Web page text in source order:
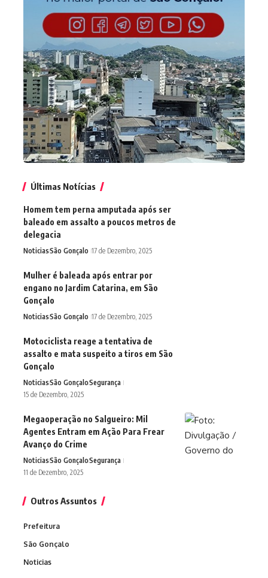
Últimas Notícias
Homem tem perna amputada após ser
baleado em assalto a poucos metros de
delegacia
NoticiasSão Gonçalo 17 de Dezembro, 2025
Mulher é baleada após entrar por
engano no Jardim Catarina, em São
Gonçalo
NoticiasSão Gonçalo 17 de Dezembro, 2025
Motociclista reage a tentativa de
assalto e mata suspeito a tiros em São
Gonçalo
NoticiasSão GonçaloSegurança
15 de Dezembro, 2025
Megaoperação no Salgueiro: Mil
Agentes Entram em Ação Para Frear
Avanço do Crime
NoticiasSão GonçaloSegurança
11 de Dezembro, 2025
Outros Assuntos
Prefeitura
São Gonçalo
Noticias